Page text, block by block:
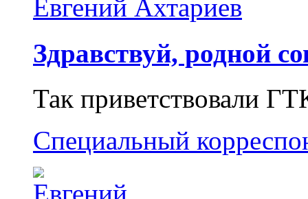
Евгений Ахтариев
Здравствуй, родной
Так приветствовали
Специальный